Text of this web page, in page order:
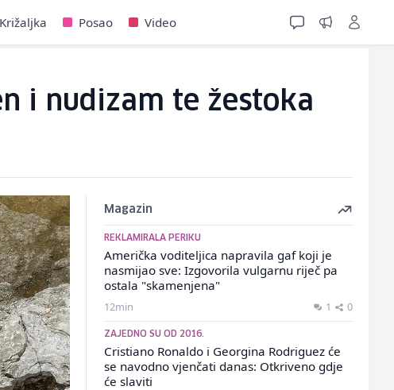
Križaljka Posao Video
i nudizam te žestoka
Magazin
REKLAMIRALA PERIKU
Američka voditeljica napravila gaf koji je
nasmijao sve: Izgovorila vulgarnu riječ pa
ostala "skamenjena"
12min 1 0
ZAJEDNO SU OD 2016.
Cristiano Ronaldo i Georgina Rodriguez će
se navodno vjenčati danas: Otkriveno gdje
će slaviti